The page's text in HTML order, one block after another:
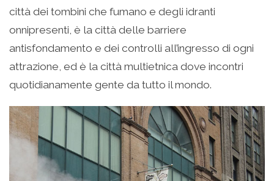
città dei tombini che fumano e degli idranti
onnipresenti, è la città delle barriere
antisfondamento e dei controlli all’ingresso di ogni
attrazione, ed è la città multietnica dove incontri
quotidianamente gente da tutto il mondo.